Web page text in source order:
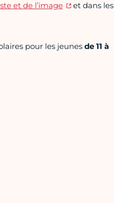
et de l’image
et dans les
pour les jeunes de 11 à